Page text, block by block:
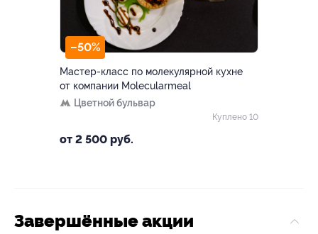
–50%
Мастер-класс по молекулярной кухне
от компании Molecularmeal
Цветной бульвар
от 2 500 руб.
Куплено 10
Завершённые акции